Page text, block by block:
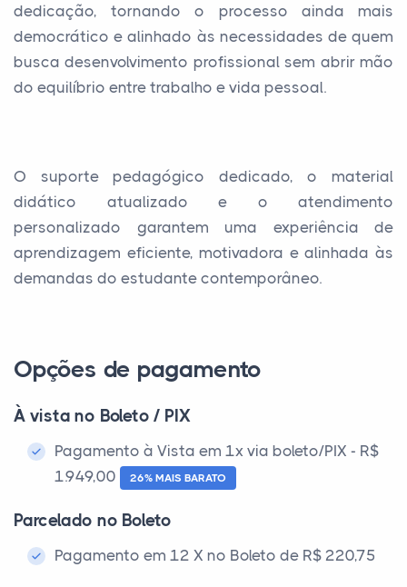
dedicação, tornando o processo ainda mais
democrático e alinhado às necessidades de quem
busca desenvolvimento profissional sem abrir mão
do equilíbrio entre trabalho e vida pessoal.
O suporte pedagógico dedicado, o material
didático atualizado e o atendimento
personalizado garantem uma experiência de
aprendizagem eficiente, motivadora e alinhada às
demandas do estudante contemporâneo.
Opções de pagamento
À vista no Boleto / PIX
Pagamento à Vista em 1x via boleto/PIX - R$
1.949,00
26% MAIS BARATO
Parcelado no Boleto
Pagamento em 12 X no Boleto de R$ 220,75